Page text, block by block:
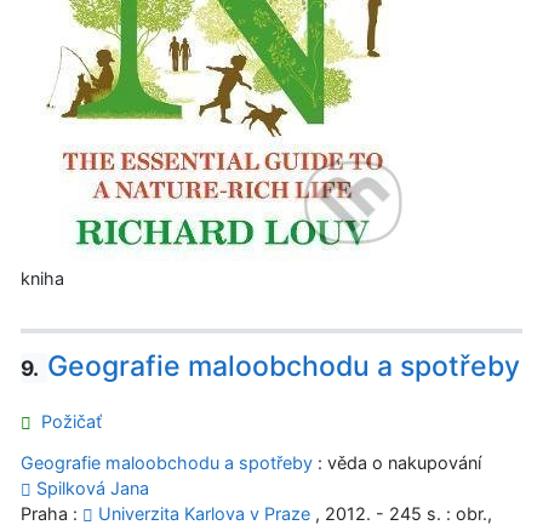
kniha
9. Geografie maloobchodu a spotřeby
Požičať
Geografie maloobchodu a spotřeby : věda o nakupování
Spilková Jana
Praha :
Univerzita Karlova v Praze , 2012. - 245 s. : obr.,